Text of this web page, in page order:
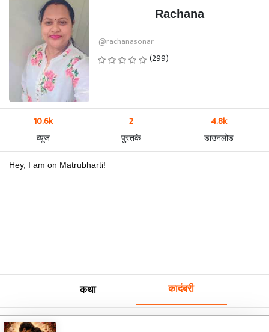
Rachana
@rachanasonar
(299)
10.6k
व्यूज
2
पुस्तके
4.8k
डाउनलोड
Hey, I am on Matrubharti!
कथा कादंबरी